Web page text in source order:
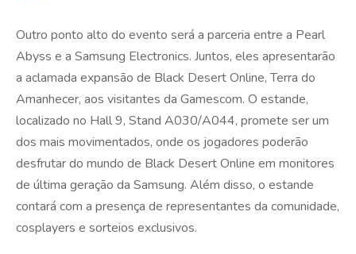
Outro ponto alto do evento será a parceria entre a Pearl
Abyss e a Samsung Electronics. Juntos, eles apresentarão
a aclamada expansão de Black Desert Online, Terra do
Amanhecer, aos visitantes da Gamescom. O estande,
localizado no Hall 9, Stand A030/A044, promete ser um
dos mais movimentados, onde os jogadores poderão
desfrutar do mundo de Black Desert Online em monitores
de última geração da Samsung. Além disso, o estande
contará com a presença de representantes da comunidade,
cosplayers e sorteios exclusivos.